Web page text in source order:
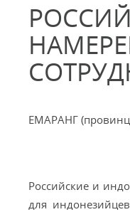
ЕМАРАНГ
Российские и
для